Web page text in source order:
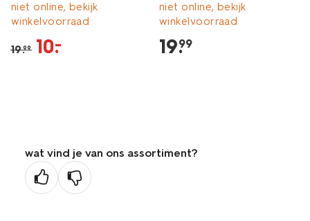
niet online, bekijk
winkelvoorraad
19.99 10.
–
niet online, bekijk
winkelvoorraad
19.
99
wat vind je van ons assortiment?